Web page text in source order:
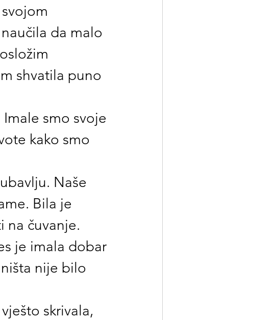
da malo
shvatila puno
smo svoje
kako smo
Naše
Bila je
na čuvanje.
je imala dobar
nije bilo
skrivala,